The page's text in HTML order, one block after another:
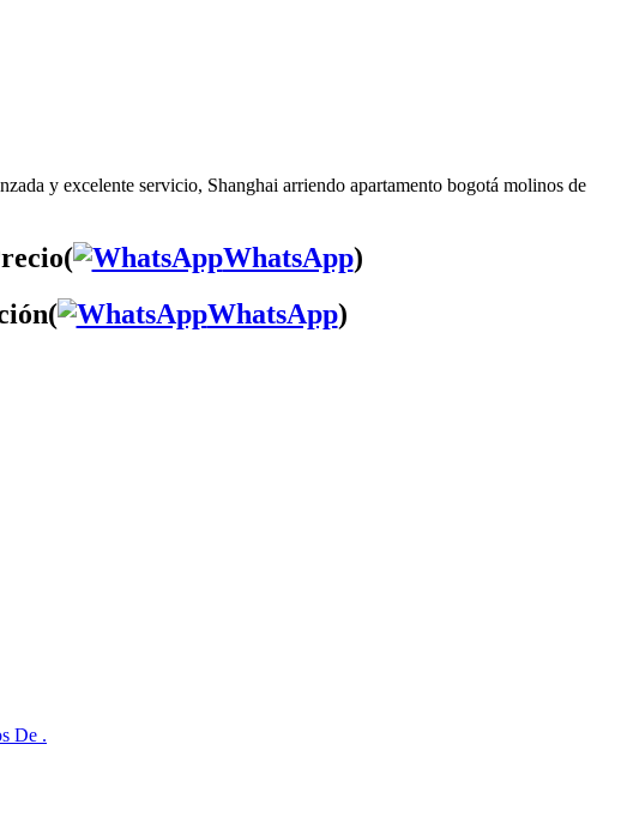
y excelente servicio, Shanghai arriendo apartamento bogotá molinos de
WhatsApp)
WhatsApp)
De .